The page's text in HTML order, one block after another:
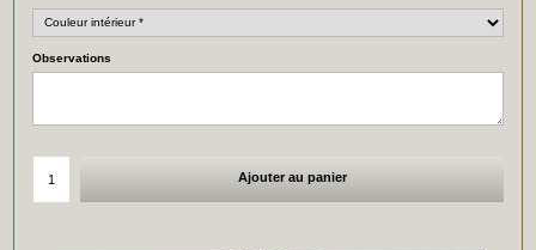
Observations
Ajouter au panier